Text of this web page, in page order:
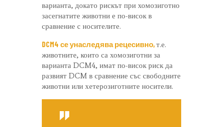
варианта, докато рискът при хомозиготно
засегнатите животни е по-висок в
сравнение с носителите.
DCM4 се унаследява рецесивно,т.е.
животните, които са хомозиготни за
варианта DCM4, имат по-висок риск да
развият DCM в сравнение със свободните
животни или хетерозиготните носители.